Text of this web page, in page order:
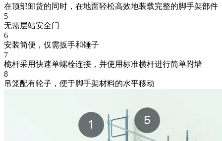
在顶部卸货的同时，在地面轻松高效地装载完整的脚手架部件
5
无需层站安全门
6
安装简便，仅需扳手和锤子
7
桅杆采用快速单螺栓连接，并使用标准横杆进行简单附墙
8
吊笼配有轮子，便于脚手架材料的水平移动